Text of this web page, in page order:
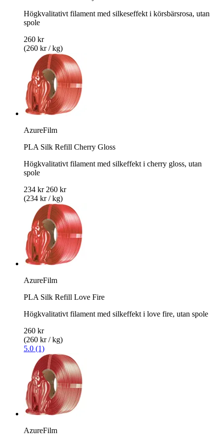
Högkvalitativt filament med silkeseffekt i körsbärsrosa, utan
spole
260 kr
(260 kr / kg)
AzureFilm
PLA Silk Refill Cherry Gloss
Högkvalitativt filament med silkeffekt i cherry gloss, utan
spole
234 kr 260 kr
(234 kr / kg)
AzureFilm
PLA Silk Refill Love Fire
Högkvalitativt filament med silkeffekt i love fire, utan spole
260 kr
(260 kr / kg)
5.0 (1)
AzureFilm